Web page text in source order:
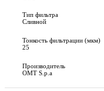
Тип фильтра
Сливной
Тонкость фильтрации (мкм)
25
Производитель
OMT S.p.a